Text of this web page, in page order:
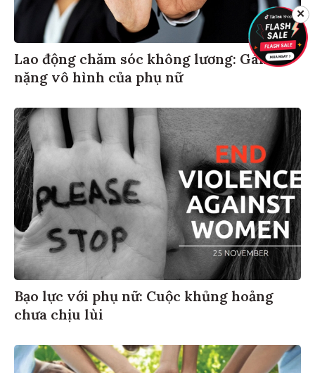
Lao động chăm sóc không lương: Gánh
nặng vô hình của phụ nữ
Bạo lực với phụ nữ: Cuộc khủng hoảng
chưa chịu lùi
✕